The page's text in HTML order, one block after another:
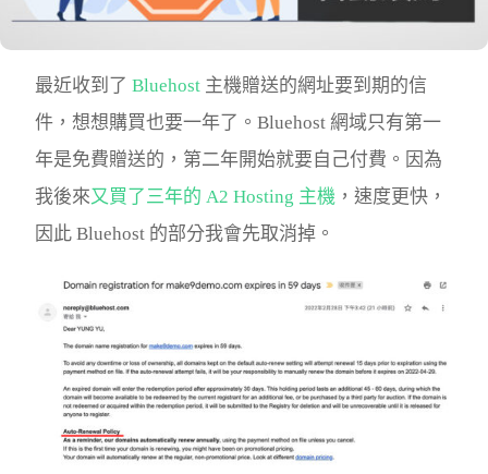
最近收到了 Bluehost 主機贈送的網址要到期的信
件，想想購買也要一年了。Bluehost 網域只有第一
年是免費贈送的，第二年開始就要自己付費。因為
我後來又買了三年的 A2 Hosting 主機 ，速度更快，
因此 Bluehost 的部分我會先取消掉。